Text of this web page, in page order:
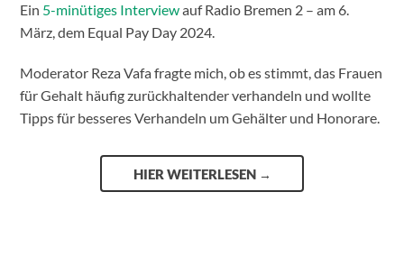
Ein 5-minütiges Interviewauf Radio Bremen 2 – am 6.
März, dem Equal Pay Day 2024.
Moderator Reza Vafa fragte mich, ob es stimmt, das Frauen
für Gehalt häufig zurückhaltender verhandeln und wollte
Tipps für besseres Verhandeln um Gehälter und Honorare.
HIER WEITERLESEN →